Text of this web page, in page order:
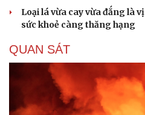
Cải chính
Loại lá vừa cay vừa đắng là
sức khoẻ càng thăng hạng
QUAN SÁT